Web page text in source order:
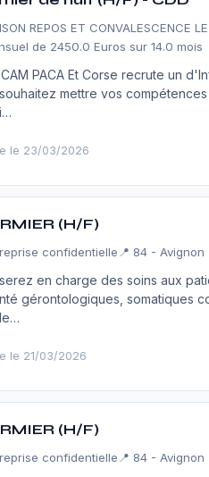
REPOS ET CONVALESCENCE
de 2450.0 Euros sur 14.0 mois
PACA Et Corse recrute un
mettre vos
le 23/03/2026
(H/F)
confidentielle 📍 84 - Avignon
en charge des soins aux
gérontologiques, somatiques
le 21/03/2026
(H/F)
confidentielle 📍 84 - Avignon